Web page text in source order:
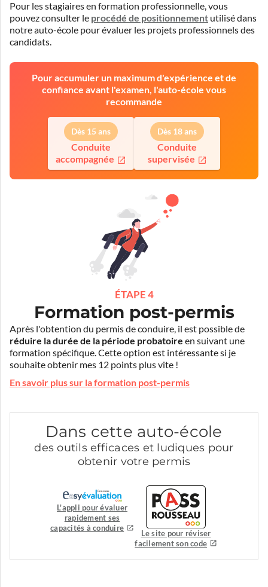
Pour les stagiaires en formation professionnelle, vous
pouvez consulter le procédé de positionnement utilisé dans
notre auto-école pour évaluer les projets professionnels des
candidats.
Pour accumuler un maximum d'expérience et de
confiance avant l'examen, l'auto-école vous
recommande
Dès 15 ans
Conduite
accompagnée
Dès 18 ans
Conduite
supervisée
ÉTAPE 4
Formation post-permis
Après l'obtention du permis de conduire, il est possible de
réduire la durée de la période probatoire en suivant une
formation spécifique. Cette option est intéressante si je
souhaite obtenir mes 12 points plus vite !
En savoir plus sur la formation post-permis
Dans cette auto-école
des outils efficaces et ludiques pour
obtenir votre permis
L'appli pour évaluer
rapidement ses
capacités à conduire
Le site pour réviser
facilement son code